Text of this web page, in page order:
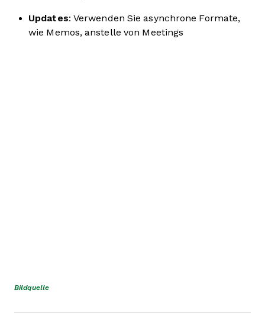
Updates: Verwenden Sie asynchrone Formate,
wie Memos, anstelle von Meetings
Bildquelle